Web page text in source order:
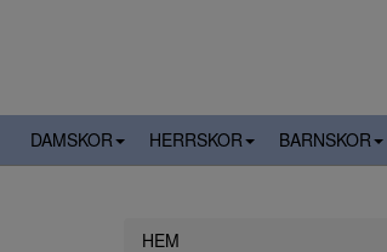
DAMSKOR HERRSKOR BARNSKOR
HEM